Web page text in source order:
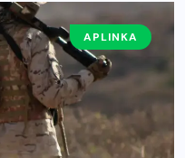
APLINKA